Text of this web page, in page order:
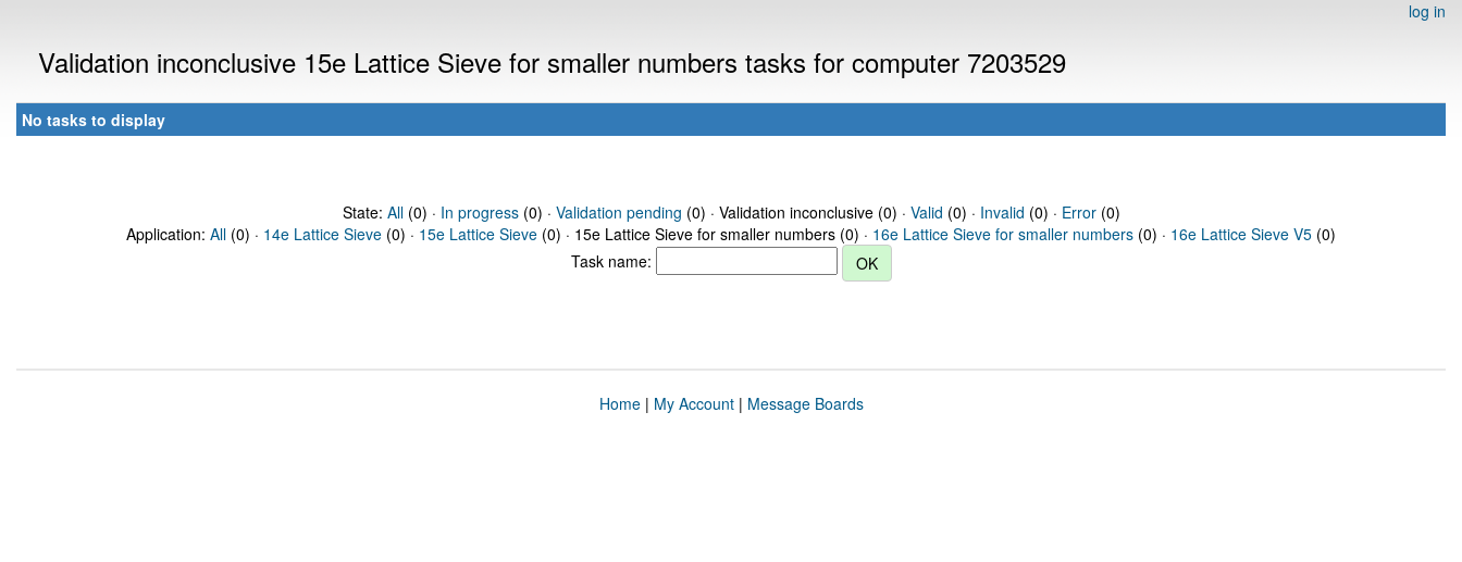
log in
Validation inconclusive 15e Lattice Sieve for smaller numbers tasks for computer 7203529
No tasks to display
State: All(0) · In progress(0) · Validation pending (0) · Validation inconclusive (0) · Valid (0) · Invalid (0) · Error(0)
Application: All (0) · 14e Lattice Sieve (0) · 15e Lattice Sieve (0) · 15e Lattice Sieve for smaller numbers (0) · 16e Lattice Sieve for smaller numbers (0) · 16e Lattice Sieve V5 (0)
Task name:
Home| My Account| Message Boards